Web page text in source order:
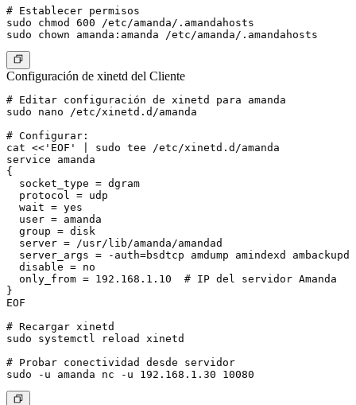
# Establecer permisos
sudo chmod 600 /etc/amanda/.amandahosts
Configuración de xinetd del Cliente
# Editar configuración de xinetd para amanda
sudo nano /etc/xinetd.d/amanda
# Configurar:
cat <<'EOF' | sudo tee /etc/xinetd.d/amanda
service amanda
{
  socket_type = dgram
  protocol = udp
  wait = yes
  user = amanda
  group = disk
  server = /usr/lib/amanda/amandad
  server_args = -auth=bsdtcp amdump amindexd ambackupd
  disable = no
  only_from = 192.168.1.10  # IP del servidor Amanda
}
EOF
# Recargar xinetd
sudo systemctl reload xinetd
# Probar conectividad desde servidor